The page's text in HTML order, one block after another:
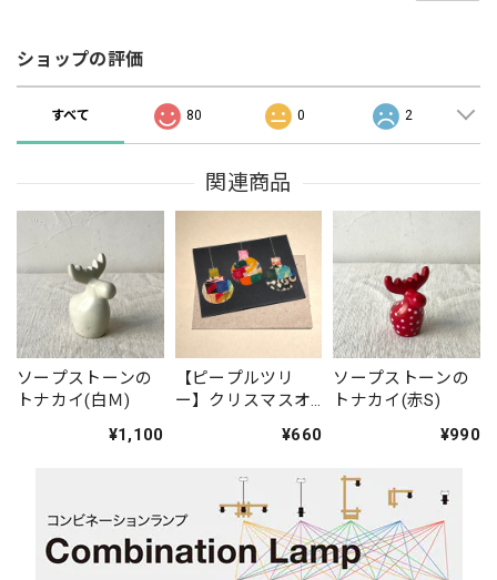
ショップの評価
すべて 80 0 2
関連商品
ソープストーンの
トナカイ(白Ｍ)
¥1,100
【ピープルツリ
ー】クリスマスオ
ーティングカード
¥660
ソープストーンの
トナカイ(赤S)
¥990